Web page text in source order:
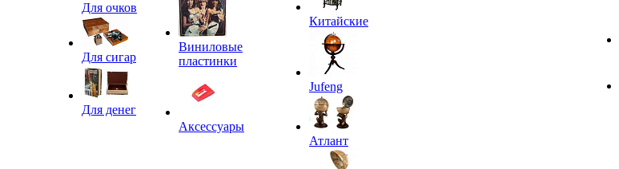
Для очков
Для сигар
Для денег
Виниловые
пластинки
Аксессуары
Китайские
Jufeng
Атлант